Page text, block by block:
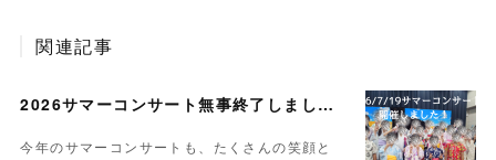
関連記事
2026サマーコンサート無事終了しました。
今年のサマーコンサートも、たくさんの笑顔と